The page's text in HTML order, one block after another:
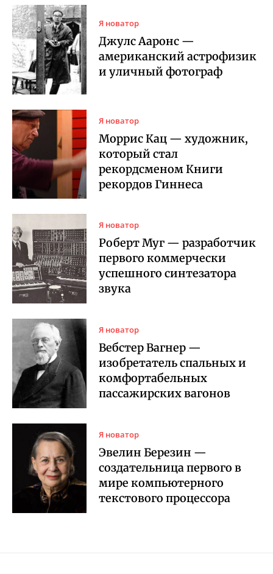
Я новатор
Джулс Ааронс —
американский астрофизик
и уличный фотограф
Я новатор
Моррис Кац — художник,
который стал
рекордсменом Книги
рекордов Гиннеса
Я новатор
Роберт Муг — разработчик
первого коммерчески
успешного синтезатора
звука
Я новатор
Вебстер Вагнер —
изобретатель спальных и
комфортабельных
пассажирских вагонов
Я новатор
Эвелин Березин —
создательница первого в
мире компьютерного
текстового процессора